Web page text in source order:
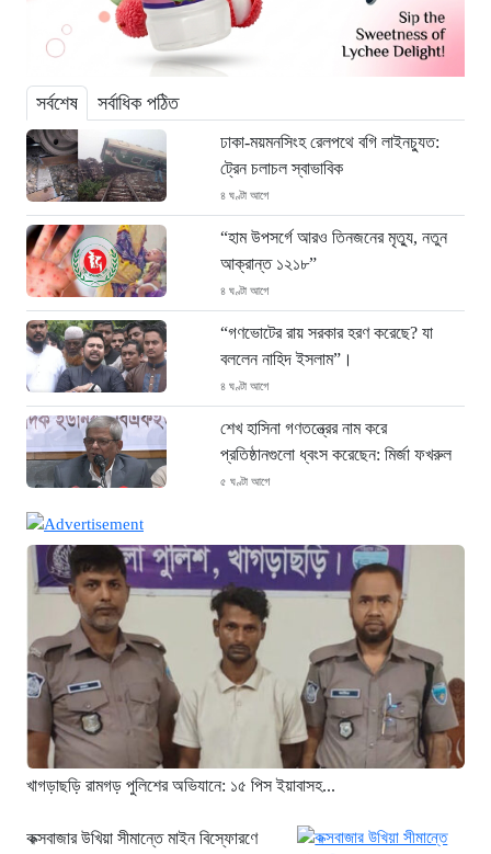
সর্বশেষ সর্বাধিক পঠিত
ঢাকা-ময়মনসিংহ রেলপথে বগি লাইনচ্যুত:
ট্রেন চলাচল স্বাভাবিক
৪ ঘণ্টা আগে
“হাম উপসর্গে আরও তিনজনের মৃত্যু, নতুন
আক্রান্ত ১২১৮”
৪ ঘণ্টা আগে
“গণভোটের রায় সরকার হরণ করেছে? যা
বললেন নাহিদ ইসলাম”।
৪ ঘণ্টা আগে
শেখ হাসিনা গণতন্ত্রের নাম করে
প্রতিষ্ঠানগুলো ধ্বংস করেছেন: মির্জা ফখরুল
৫ ঘণ্টা আগে
স্কুলে আরও ৭ জনকে হত্যা
৫ ঘণ্টা আগে
সিলেটে দুই বাসের ভয়াবহ সংঘর্ষ: ঝরে গেল
৮টি তাজা প্রাণ, হাসপাতালে ২৫
৫ ঘণ্টা আগে
সিলিন্ডার লিকেজে ভয়াবহ অগ্নিকাণ্ড: দগ্ধ ৩
জনের অবস্থা আশঙ্কাজনক
৫ ঘণ্টা আগে
সাকিবকে নিয়ে বিস্ফোরক আসিফ আকবর
খাগড়াছড়ি রামগড় পুলিশের অভিযানে: ১৫ পিস ইয়াবাসহ...
কক্সবাজার উখিয়া সীমান্তে মাইন বিস্ফোরণে